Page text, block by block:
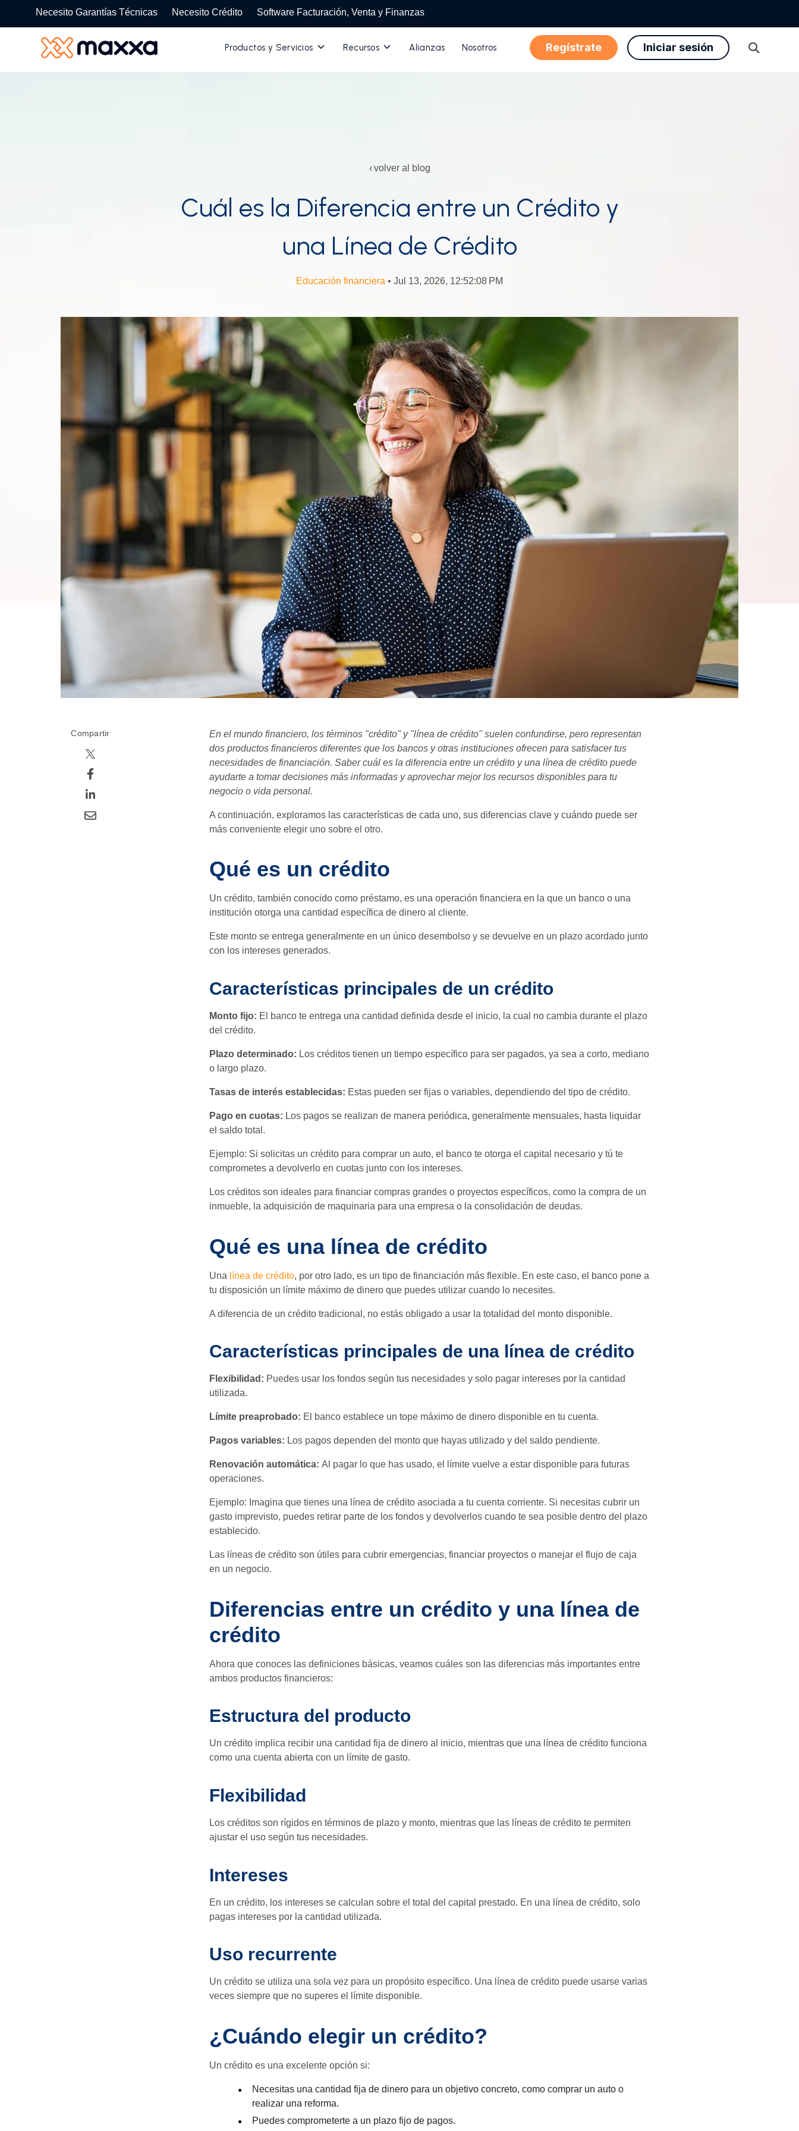
Necesito Garantías Técnicas Necesito Crédito Software Facturación, Venta y Finanzas
Productos y Servicios Toggle
Recursos Toggle
Alianzas Nosotros Regístrate Iniciar sesión
Abrir
búsqueda
volver al blog
Cuál es la Diferencia entre un Crédito y
una Línea de Crédito
Educación financiera • Jul 13, 2026, 12:52:08 PM
Compartir
En el mundo financiero, los términos "crédito" y "línea de crédito" suelen confundirse, pero representan
dos productos financieros diferentes que los bancos y otras instituciones ofrecen para satisfacer tus
necesidades de financiación. Saber cuál es la diferencia entre un crédito y una línea de crédito puede
ayudarte a tomar decisiones más informadas y aprovechar mejor los recursos disponibles para tu
negocio o vida personal.
A continuación, exploramos las características de cada uno, sus diferencias clave y cuándo puede ser
más conveniente elegir uno sobre el otro.
Qué es un crédito
Un crédito, también conocido como préstamo, es una operación financiera en la que un banco o una
institución otorga una cantidad específica de dinero al cliente.
Este monto se entrega generalmente en un único desembolso y se devuelve en un plazo acordado junto
con los intereses generados.
Características principales de un crédito
Monto fijo: El banco te entrega una cantidad definida desde el inicio, la cual no cambia durante el plazo
del crédito.
Plazo determinado: Los créditos tienen un tiempo específico para ser pagados, ya sea a corto, mediano
o largo plazo.
Tasas de interés establecidas: Estas pueden ser fijas o variables, dependiendo del tipo de crédito.
Pago en cuotas: Los pagos se realizan de manera periódica, generalmente mensuales, hasta liquidar
el saldo total.
Ejemplo: Si solicitas un crédito para comprar un auto, el banco te otorga el capital necesario y tú te
comprometes a devolverlo en cuotas junto con los intereses.
Los créditos son ideales para financiar compras grandes o proyectos específicos, como la compra de un
inmueble, la adquisición de maquinaria para una empresa o la consolidación de deudas.
Qué es una línea de crédito
Una línea de crédito, por otro lado, es un tipo de financiación más flexible. En este caso, el banco pone a
tu disposición un límite máximo de dinero que puedes utilizar cuando lo necesites.
A diferencia de un crédito tradicional, no estás obligado a usar la totalidad del monto disponible.
Características principales de una línea de crédito
Flexibilidad: Puedes usar los fondos según tus necesidades y solo pagar intereses por la cantidad
utilizada.
Límite preaprobado: El banco establece un tope máximo de dinero disponible en tu cuenta.
Pagos variables: Los pagos dependen del monto que hayas utilizado y del saldo pendiente.
Renovación automática: Al pagar lo que has usado, el límite vuelve a estar disponible para futuras
operaciones.
Ejemplo: Imagina que tienes una línea de crédito asociada a tu cuenta corriente. Si necesitas cubrir un
gasto imprevisto, puedes retirar parte de los fondos y devolverlos cuando te sea posible dentro del plazo
establecido.
Las líneas de crédito son útiles para cubrir emergencias, financiar proyectos o manejar el flujo de caja
en un negocio.
Diferencias entre un crédito y una línea de
crédito
Ahora que conoces las definiciones básicas, veamos cuáles son las diferencias más importantes entre
ambos productos financieros:
Estructura del producto
Un crédito implica recibir una cantidad fija de dinero al inicio, mientras que una línea de crédito funciona
como una cuenta abierta con un límite de gasto.
Flexibilidad
Los créditos son rígidos en términos de plazo y monto, mientras que las líneas de crédito te permiten
ajustar el uso según tus necesidades.
Intereses
En un crédito, los intereses se calculan sobre el total del capital prestado. En una línea de crédito, solo
pagas intereses por la cantidad utilizada.
Uso recurrente
Un crédito se utiliza una sola vez para un propósito específico. Una línea de crédito puede usarse varias
veces siempre que no superes el límite disponible.
¿Cuándo elegir un crédito?
Un crédito es una excelente opción si:
Necesitas una cantidad fija de dinero para un objetivo concreto, como comprar un auto o
realizar una reforma.
Puedes comprometerte a un plazo fijo de pagos.